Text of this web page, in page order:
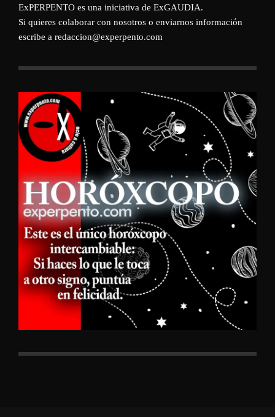
ExPERPENTO es una iniciativa de ExGAUDIA.
Si quieres colaborar con nosotros o enviarnos información
escribe a redaccion@experpento.com